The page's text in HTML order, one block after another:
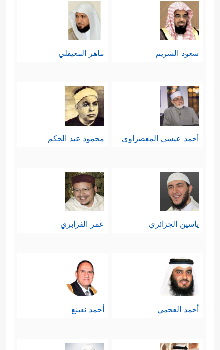
سعود الشريم ماهر المعيقلي
أحمد عيسي المعصراوي محمود عبد الحكم
ياسين الجزائري عمر القزابري
أحمد العجمي أحمد نعينع